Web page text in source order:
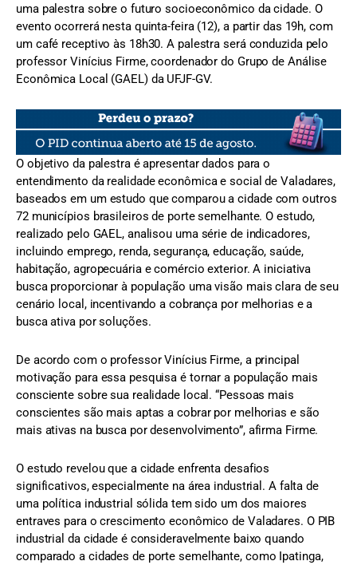
uma palestra sobre o futuro socioeconômico da cidade. O
evento ocorrerá nesta quinta-feira (12), a partir das 19h, com
um café receptivo às 18h30. A palestra será conduzida pelo
professor Vinícius Firme, coordenador do Grupo de Análise
Econômica Local (GAEL) da UFJF-GV.
O objetivo da palestra é apresentar dados para o
entendimento da realidade econômica e social de Valadares,
baseados em um estudo que comparou a cidade com outros
72 municípios brasileiros de porte semelhante. O estudo,
realizado pelo GAEL, analisou uma série de indicadores,
incluindo emprego, renda, segurança, educação, saúde,
habitação, agropecuária e comércio exterior. A iniciativa
busca proporcionar à população uma visão mais clara de seu
cenário local, incentivando a cobrança por melhorias e a
busca ativa por soluções.
De acordo com o professor Vinícius Firme, a principal
motivação para essa pesquisa é tornar a população mais
consciente sobre sua realidade local. “Pessoas mais
conscientes são mais aptas a cobrar por melhorias e são
mais ativas na busca por desenvolvimento”, afirma Firme.
O estudo revelou que a cidade enfrenta desafios
significativos, especialmente na área industrial. A falta de
uma política industrial sólida tem sido um dos maiores
entraves para o crescimento econômico de Valadares. O PIB
industrial da cidade é consideravelmente baixo quando
comparado a cidades de porte semelhante, como Ipatinga,